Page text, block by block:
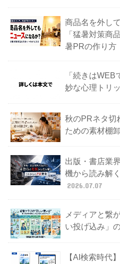
商品名を外し
「猛暑対策商
暑PRの作り方
「続きは
妙な心理トリ
秋のPRネタ切
ための素材棚
出版・書店業
機から読み解
2026.07.07
メディアと繋
い投げ込み」
【AI検索時代